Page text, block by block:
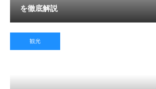
を徹底解説
観光